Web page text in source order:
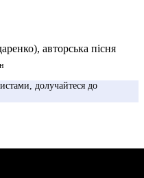
авторська пісня
долучайтеся до